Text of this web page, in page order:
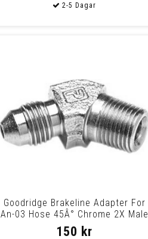
Goodridge Brakeline Adapter For
An-03 Hose 45Â° Chrome 2X Male
3/8X24
150 kr